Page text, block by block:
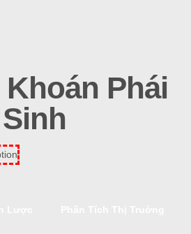
Phái
Sinh